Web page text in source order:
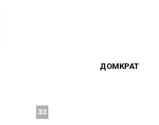
ДОМКРАТ
33